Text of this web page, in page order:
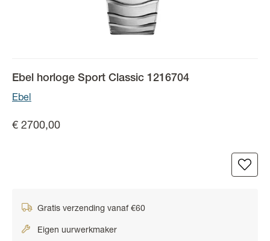
Ebel horloge Sport Classic 1216704
Ebel
€ 2700,00
Gratis verzending vanaf €60
Eigen uurwerkmaker